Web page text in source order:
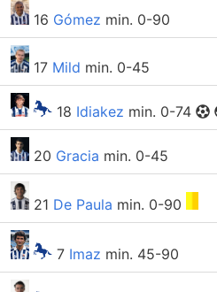
16 Gómez min. 0-90
17 Mild min. 0-45
18 Idiakez min. 0-74
20 Gracia min. 0-45
21 De Paula min. 0-90
7 Imaz min. 45-90